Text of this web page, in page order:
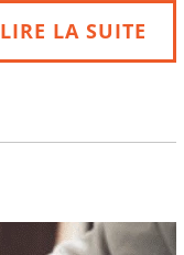
LIRE LA SUITE